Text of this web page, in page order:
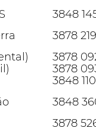
3848
3878
3878
3878
3848
3848
3878